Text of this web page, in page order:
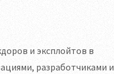
и эксплойтов в
разработчиками и